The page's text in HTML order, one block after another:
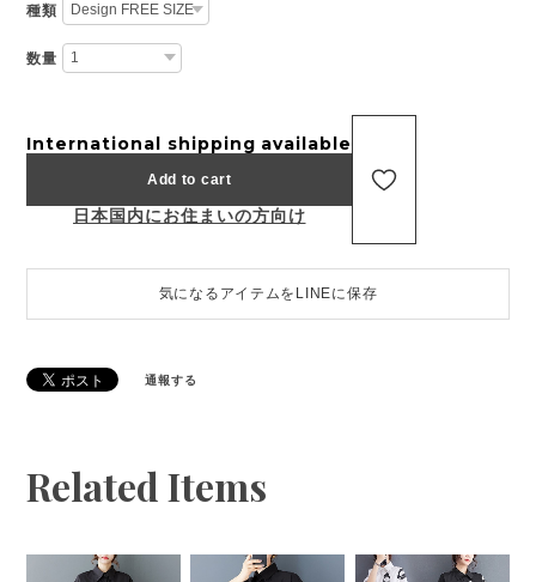
種類
数量
International shipping available
Add to cart
日本国内にお住まいの方向け
気になるアイテムをLINEに保存
通報する
Related Items